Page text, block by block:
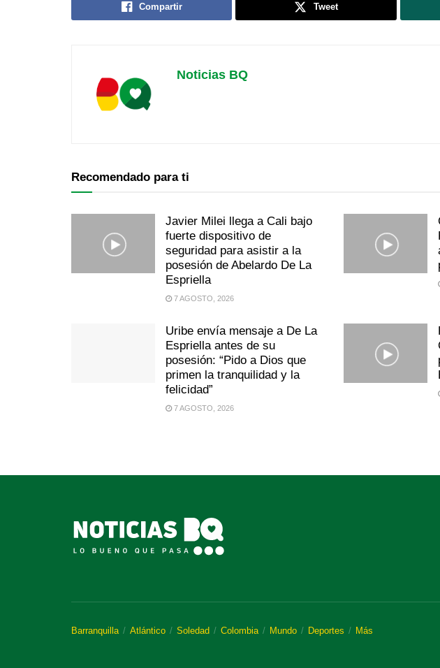
Compartir Tweet
Noticias BQ
Recomendado para ti
Javier Milei llega a Cali bajo
fuerte dispositivo de
seguridad para asistir a la
posesión de Abelardo De La
Espriella
7 AGOSTO, 2026
Uribe envía mensaje a De La
Espriella antes de su
posesión: “Pido a Dios que
primen la tranquilidad y la
felicidad”
7 AGOSTO, 2026
Barranquilla Atlántico Soledad Colombia Mundo Deportes Más